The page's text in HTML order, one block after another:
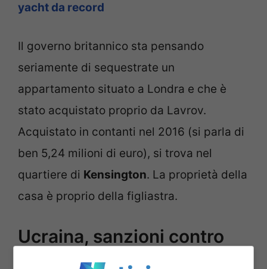
yacht da record
Il governo britannico sta pensando
seriamente di sequestrate un
appartamento situato a Londra e che è
stato acquistato proprio da Lavrov.
Acquistato in contanti nel 2016 (si parla di
ben 5,24 milioni di euro), si trova nel
quartiere di Kensington. La proprietà della
casa è proprio della figliastra.
Ucraina, sanzioni contro
Lavrov: nel mirino casa